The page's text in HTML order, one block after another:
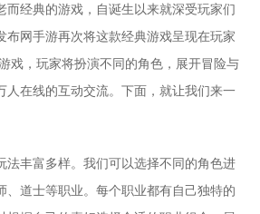
而经典的游戏，自诞生以来就深受玩家们
布网手游再次将这款经典游戏呈现在玩家
戏，玩家将扮演不同的角色，展开冒险与
人在线的互动交流。下面，就让我们来一
法丰富多样。我们可以选择不同的角色进
、道士等职业。每个职业都有自己独特的